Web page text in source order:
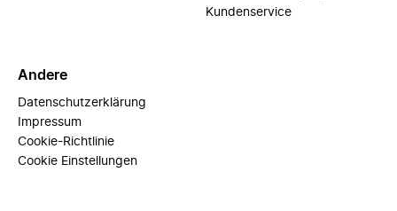
Kundenservice
Andere
Datenschutzerklärung
Impressum
Cookie-Richtlinie
Cookie Einstellungen